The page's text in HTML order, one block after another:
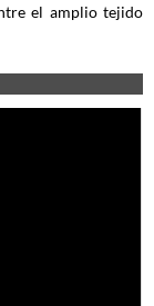
el amplio tejido